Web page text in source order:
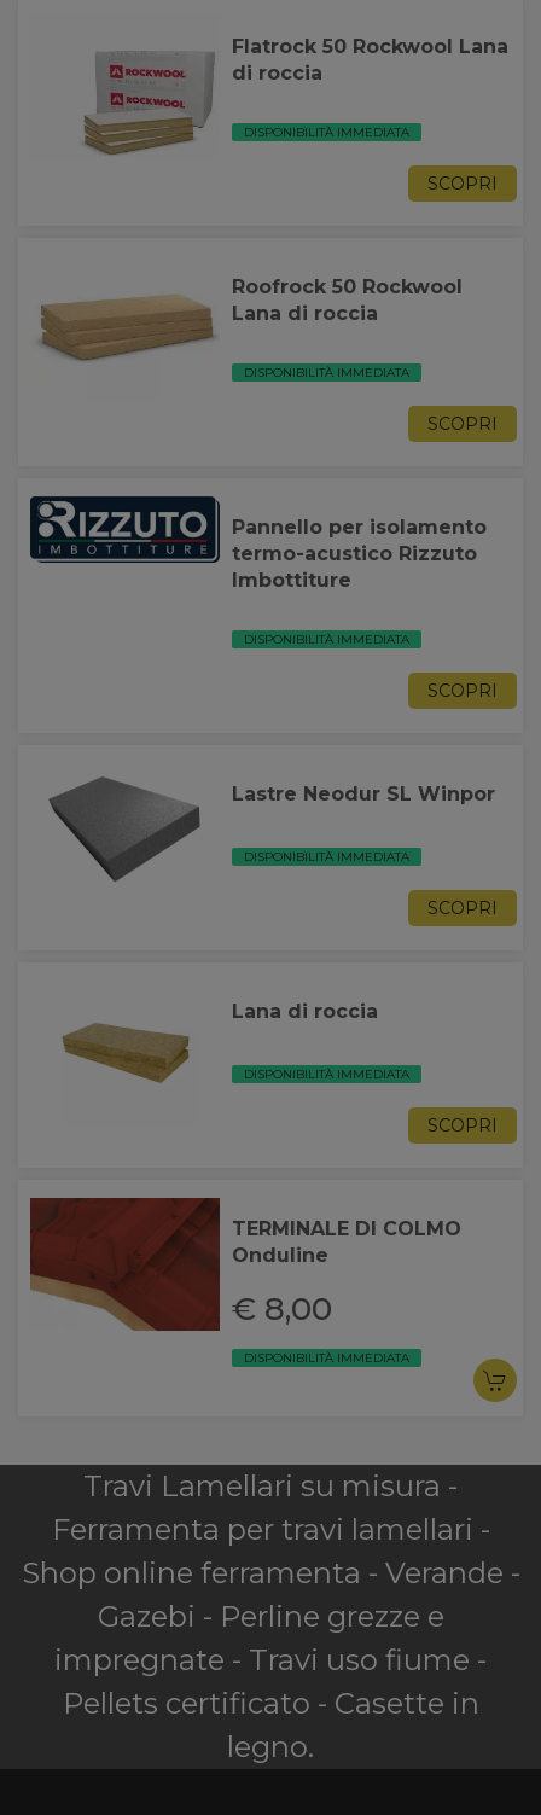
Flatrock 50 Rockwool Lana
di roccia
DISPONIBILITÀ IMMEDIATA
SCOPRI
Roofrock 50 Rockwool
Lana di roccia
DISPONIBILITÀ IMMEDIATA
SCOPRI
Pannello per isolamento
termo-acustico Rizzuto
Imbottiture
DISPONIBILITÀ IMMEDIATA
SCOPRI
Lastre Neodur SL Winpor
DISPONIBILITÀ IMMEDIATA
SCOPRI
Lana di roccia
DISPONIBILITÀ IMMEDIATA
SCOPRI
TERMINALE DI COLMO
Onduline
€ 8,00
DISPONIBILITÀ IMMEDIATA
Travi Lamellari su misura -
Ferramenta per travi lamellari -
Shop online ferramenta - Verande -
Gazebi - Perline grezze e
impregnate - Travi uso fiume -
Pellets certificato - Casette in
legno.